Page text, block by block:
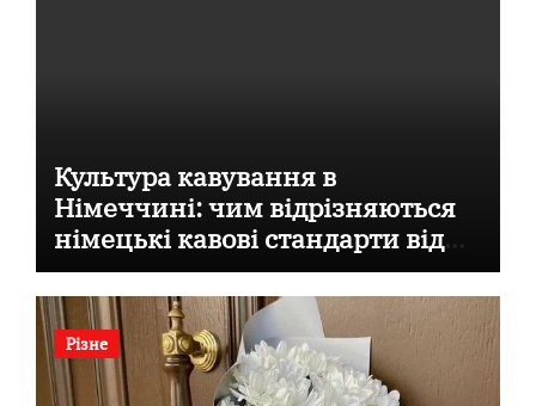
Культура кавування в
Німеччині: чим відрізняються
німецькі кавові стандарти від
італійських
Різне